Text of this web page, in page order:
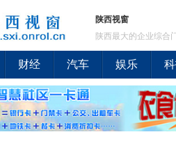
陕西视窗
陕西最大的企业综合
财经 汽车 娱乐